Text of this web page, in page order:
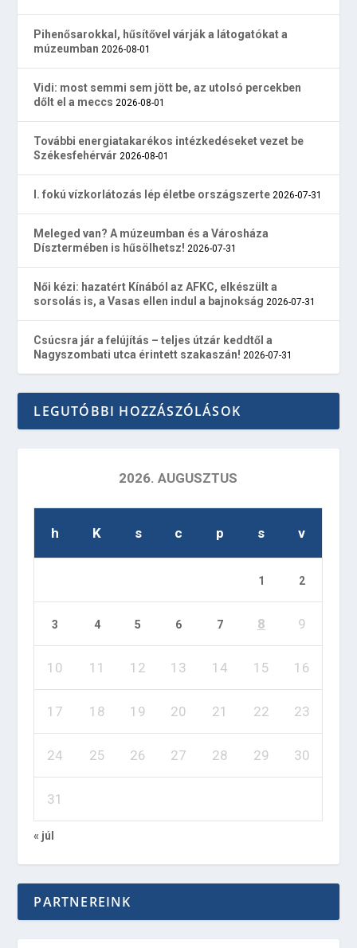
Pihenősarokkal, hűsítővel várják a látogatókat a
múzeumban 2026-08-01
Vidi: most semmi sem jött be, az utolsó percekben
dőlt el a meccs 2026-08-01
További energiatakarékos intézkedéseket vezet be
Székesfehérvár 2026-08-01
I. fokú vízkorlátozás lép életbe országszerte 2026-07-31
Meleged van? A múzeumban és a Városháza
Dísztermében is hűsölhetsz! 2026-07-31
Női kézi: hazatért Kínából az AFKC, elkészült a
sorsolás is, a Vasas ellen indul a bajnokság 2026-07-31
Csúcsra jár a felújítás – teljes útzár keddtől a
Nagyszombati utca érintett szakaszán! 2026-07-31
LEGUTÓBBI HOZZÁSZÓLÁSOK
2026. AUGUSZTUS
h K s c p s v
1 2
3 4 5 6 7 8 9
10 11 12 13 14 15 16
17 18 19 20 21 22 23
24 25 26 27 28 29 30
31
« júl
PARTNEREINK